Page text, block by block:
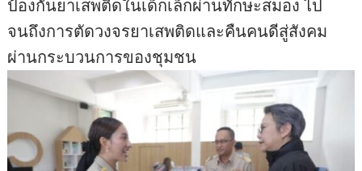
ป้องกันยาเสพติดในเด็กเล็กผ่านทักษะสมอง ไป
จนถึงการตัดวงจรยาเสพติดและคืนคนดีสู่สังคม
ผ่านกระบวนการของชุมชน